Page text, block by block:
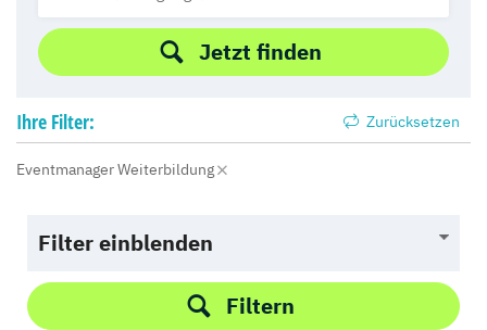
Jetzt finden
Ihre Filter: Zurücksetzen
Eventmanager Weiterbildung
Filter einblenden
Filtern